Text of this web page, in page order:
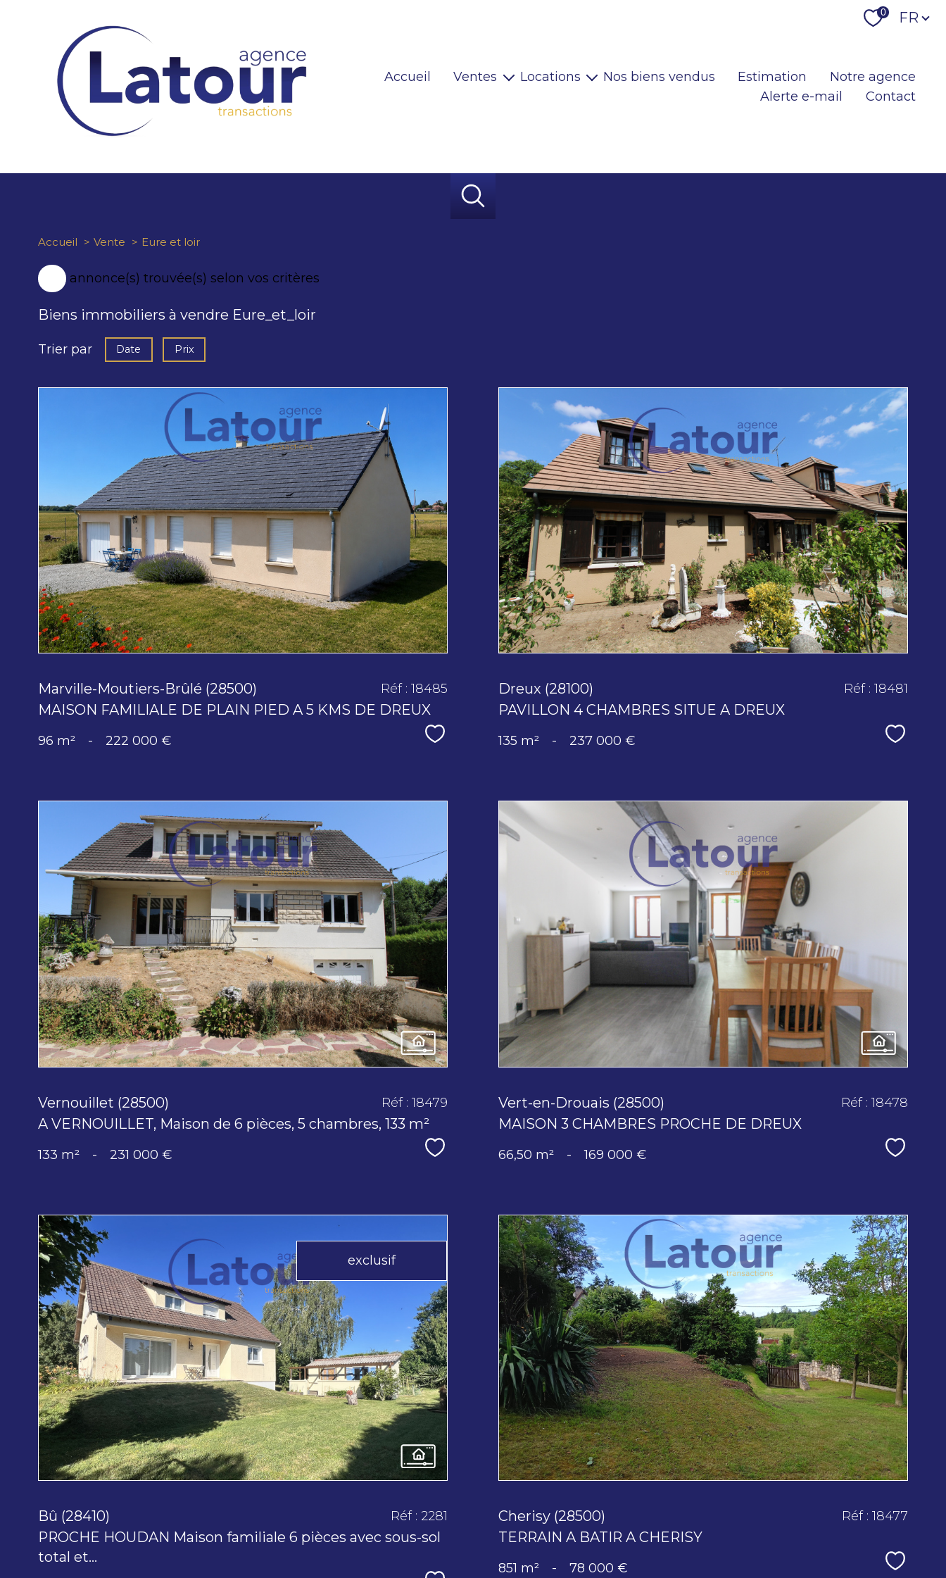
0 Langue
FR
Accueil Ventes
Locaux pro
Immeubles
Locations Nos biens vendus Estimation
Notre agence
Alerte e-mail
Contact
Accueil Vente Eure et loir
annonce(s) trouvée(s) selon vos critères
Biens immobiliers à vendre Eure_et_loir
Trier par Date Prix
voir le
bien
Marville-Moutiers-Brûlé (28500)
MAISON FAMILIALE DE PLAIN PIED A 5 KMS DE DREUX
Réf : 18485
96 m² - 222 000 € Sélectionner
voir le
bien
Dreux (28100)
PAVILLON 4 CHAMBRES SITUE A DREUX
Réf : 18481
135 m² - 237 000 €
voir le
bien
Vernouillet (28500)
A VERNOUILLET, Maison de 6 pièces, 5 chambres, 133 m²
Réf : 18479
133 m² - 231 000 € Sélectionner
voir le
bien
Vert-en-Drouais (28500)
MAISON 3 CHAMBRES PROCHE DE DREUX
Réf : 18478
66,50 m² - 169 000 €
exclusif
voir le
bien
Bû (28410)
PROCHE HOUDAN Maison familiale 6 pièces avec sous-sol
total et...
Réf : 2281
voir le
bien
Cherisy (28500)
TERRAIN A BATIR A CHERISY
Réf : 18477
851 m² - 78 000 €